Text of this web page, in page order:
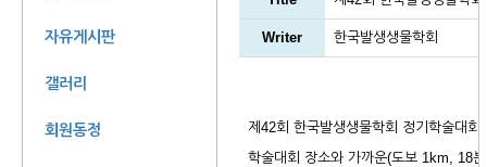
자유게시판
갤러리
회원동정
Writer 한국발생생물학회
제42회 한국발생생물학회 정기학술대
학술대회 장소와 가까운(도보 1km, 18